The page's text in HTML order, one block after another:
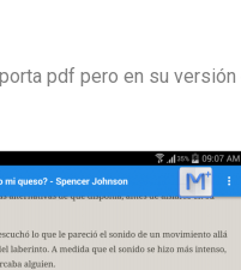
pdf pero en su